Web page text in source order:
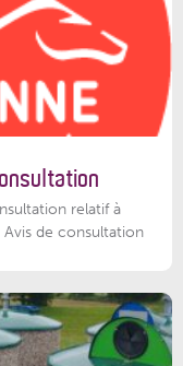
relatif à
de consultation